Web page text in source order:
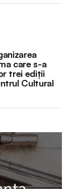
care s-a
trei ediții
Cultural